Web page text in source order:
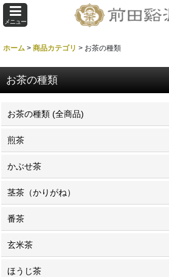
メニュー
ホーム > 商品カテゴリ > お茶の種類
お茶の種類
お茶の種類 (全商品)
煎茶
かぶせ茶
茎茶（かりがね）
番茶
玄米茶
ほうじ茶